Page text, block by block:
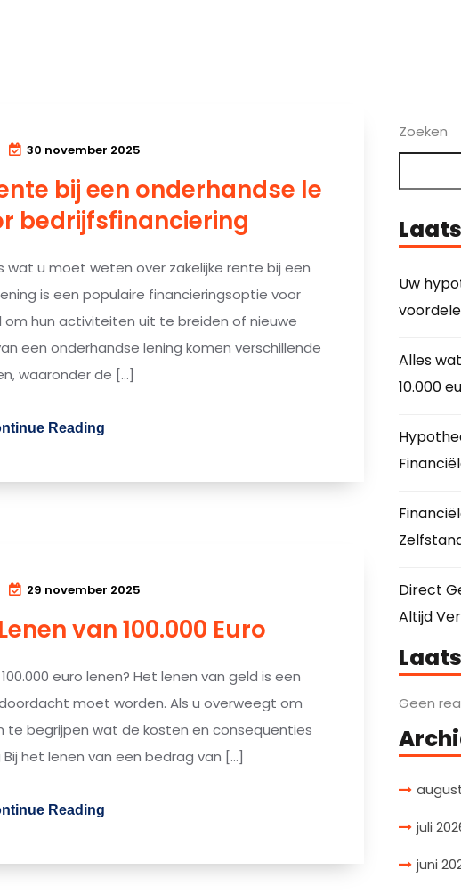
30 november 2025
bij een onderhandse le
bedrijfsfinanciering
wat u moet weten over zakelijke rente bij een
is een populaire financieringsoptie voor
om hun activiteiten uit te breiden of nieuwe
een onderhandse lening komen verschillende
waaronder de […]
Reading
29 november 2025
van 100.000 Euro
euro lenen? Het lenen van geld is een
moet worden. Als u overweegt om
te begrijpen wat de kosten en consequenties
het lenen van een bedrag van […]
Reading
Zoeken
Uw
Alles
10.000
Direct
Altijd
Geen
juli
juni